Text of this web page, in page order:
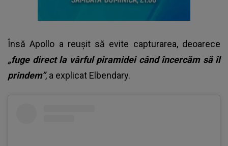
Însă Apollo a reușit să evite capturarea, deoarece
„fuge direct la vârful piramidei când încercăm să îl
prindem”, a explicat Elbendary.